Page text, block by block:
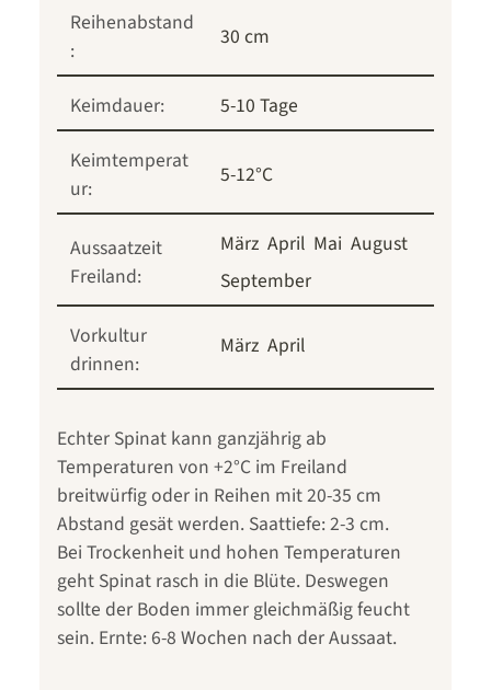
Reihenabstand
:
30 cm
Keimdauer:
5-10 Tage
Keimtemperat
ur:
5-12°C
Aussaatzeit
Freiland:
März April Mai August
September
Vorkultur
drinnen:
März April
Echter Spinat kann ganzjährig ab
Temperaturen von +2°C im Freiland
breitwürfig oder in Reihen mit 20-35 cm
Abstand gesät werden. Saattiefe: 2-3 cm.
Bei Trockenheit und hohen Temperaturen
geht Spinat rasch in die Blüte. Deswegen
sollte der Boden immer gleichmäßig feucht
sein. Ernte: 6-8 Wochen nach der Aussaat.